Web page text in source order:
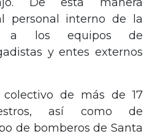
personal interno de la
a los equipos de
y entes externos
colectivo de más de 17
así como de
de bomberos de Santa